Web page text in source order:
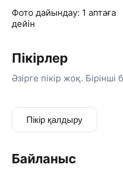
Фото дайындау: 1 аптаға
дейін
Пікірлер
Әзірге пікір жоқ.
Пікір қалдыру
Байланыс